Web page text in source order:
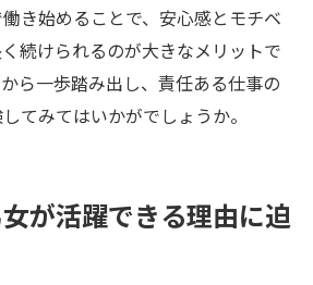
き始めることで、安心感とモチベ
続けられるのが大きなメリットで
ら一歩踏み出し、責任ある仕事の
てみてはいかがでしょうか。
が活躍できる理由に迫